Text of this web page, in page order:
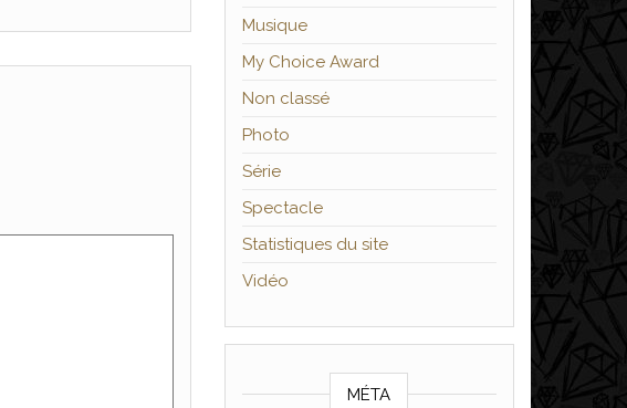
Musique
My Choice Award
Non classé
Photo
Série
Spectacle
Statistiques du site
Vidéo
MÉTA